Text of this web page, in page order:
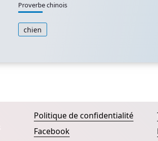
Proverbe chinois
chien
Politique de confidentialité
Facebook